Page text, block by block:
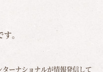
。
ーナショナルが情報発信して